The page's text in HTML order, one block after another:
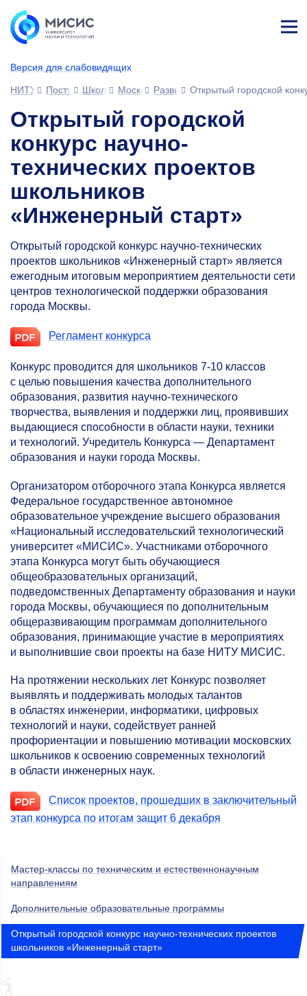
Версия для слабовидящих
ине
НИТУ МИСИСПоступающимШкольникамМосковские образовательные проекты
Развитие дополнительного
​​​​​​Открытый городской
​​​​​​Открытый городской
конкурс научно-
технических проектов
школьников
«Инженерный старт»
Открытый городской конкурс научно-технических
проектов школьников «Инженерный старт» является
ежегодным итоговым мероприятием деятельности сети
центров технологической поддержки образования
города Москвы.
Регламент конкурса
Конкурс проводится для школьников 7-10 классов
с целью повышения качества дополнительного
образования, развития научно-технического
творчества, выявления и поддержки лиц, проявивших
выдающиеся способности в области науки, техники
и технологий. Учредитель Конкурса — Департамент
образования и науки города Москвы.
Организатором отборочного этапа Конкурса является
Федеральное государственное автономное
образовательное учреждение высшего образования
«Национальный исследовательский технологический
университет «МИСИС». Участниками отборочного
этапа Конкурса могут быть обучающиеся
общеобразовательных организаций,
подведомственных Департаменту образования и науки
города Москвы, обучающиеся по дополнительным
общеразвивающим программам дополнительного
образования, принимающие участие в мероприятиях
и выполнившие свои проекты на базе НИТУ МИСИС.
На протяжении нескольких лет Конкурс позволяет
выявлять и поддерживать молодых талантов
в областях инженерии, информатики, цифровых
технологий и науки, содействует ранней
профориентации и повышению мотивации московских
школьников к освоению современных технологий
в области инженерных наук.
Список проектов, прошедших в заключительный
этап конкурса по итогам защит 6 декабря
Мастер-классы по техническим и естественнонаучным
направлениям
Дополнительные образовательные программы
​​​​​​Открытый городской конкурс научно-технических проектов
школьников «Инженерный старт»